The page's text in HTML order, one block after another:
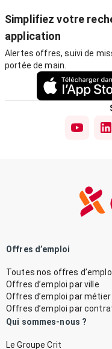
Simplifiez votre
application
Alertes offres, suivi de
portée de main.
Offres d’emploi
Toutes nos offres
Offres d’emploi par ville
Offres d’emploi par métier
Offres d’emploi par
Qui sommes-nous ?
Le Groupe Crit